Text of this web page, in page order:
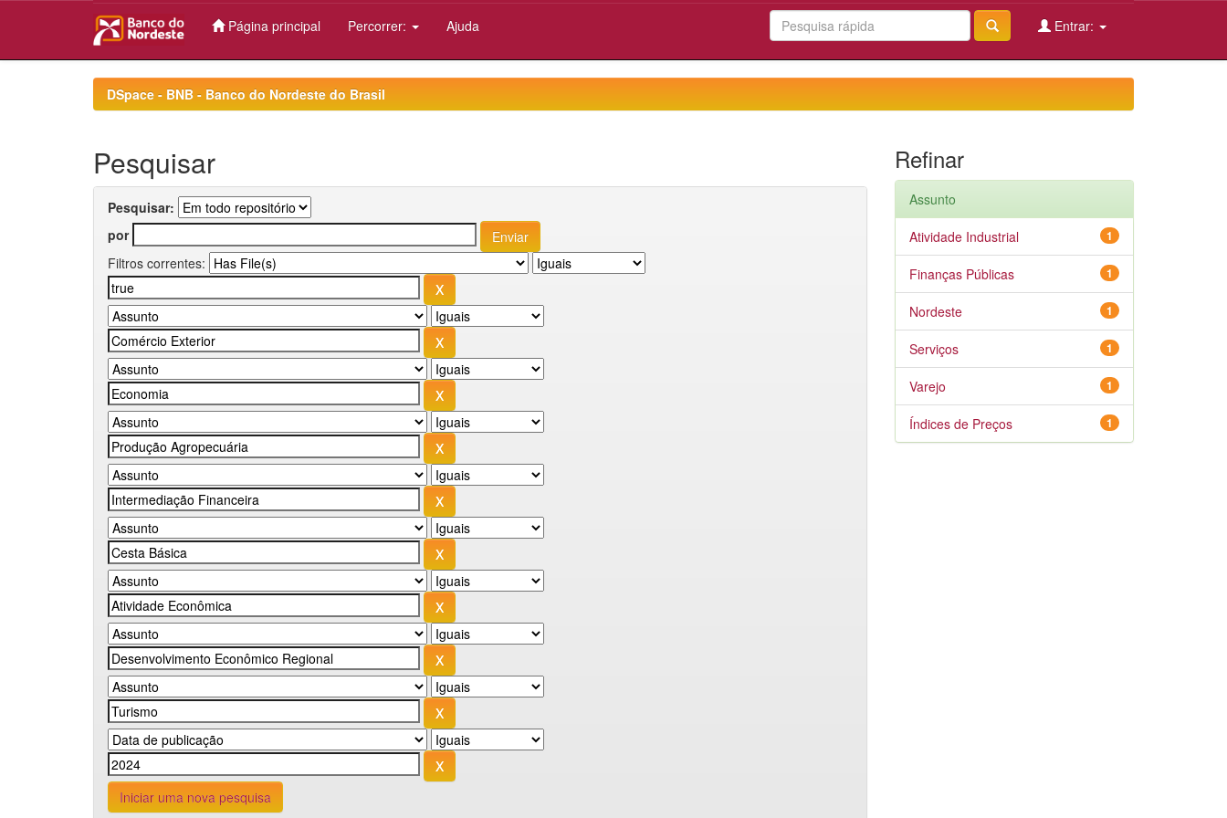
Página principal Percorrer: Ajuda Entrar:
DSpace - BNB - Banco do Nordeste do Brasil
Pesquisar
Pesquisar:
por
Filtros correntes:
Iniciar uma nova pesquisa
Refinar
Assunto
1
Atividade Industrial
1
Finanças Públicas
1
Nordeste
1
Serviços
1
Varejo
1
Índices de Preços